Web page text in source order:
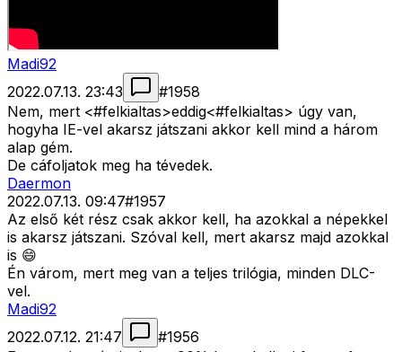
Madi92
2022.07.13. 23:43
#1958
Nem, mert <#felkialtas>eddig<#felkialtas> úgy van,
hogyha IE-vel akarsz játszani akkor kell mind a három
alap gém.
De cáfoljatok meg ha tévedek.
Daermon
2022.07.13. 09:47#1957
Az első két rész csak akkor kell, ha azokkal a népekkel
is akarsz játszani. Szóval kell, mert akarsz majd azokkal
is 😄
Én várom, mert meg van a teljes trilógia, minden DLC-
vel.
Madi92
2022.07.12. 21:47
#1956